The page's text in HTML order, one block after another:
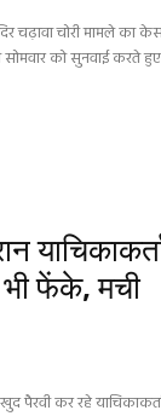
चढ़ावा चोरी मामले का
को सुनवाई करते
भी फेंके, मची
पैरवी कर रहे